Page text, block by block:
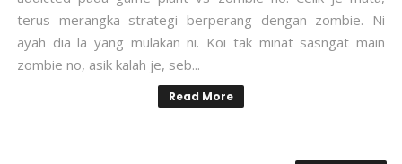
terus merangka strategi berperang dengan zombie. Ni
ayah dia la yang mulakan ni. Koi tak minat sasngat main
zombie no, asik kalah je, seb...
Read More